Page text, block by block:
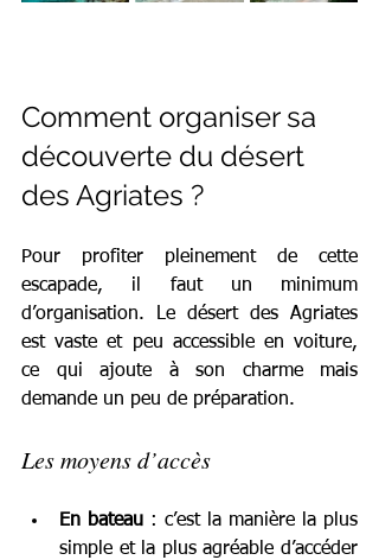
Comment organiser sa
découverte du désert
des Agriates ?
Pour profiter pleinement de cette
escapade, il faut un minimum
d’organisation. Le désert des Agriates
est vaste et peu accessible en voiture,
ce qui ajoute à son charme mais
demande un peu de préparation.
Les moyens d’accès
En bateau : c’est la manière la plus
simple et la plus agréable d’accéder